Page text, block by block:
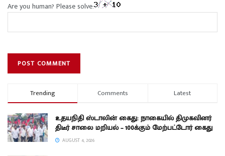
Are you human? Please solve:
Trending Comments Latest
உதயநிதி ஸ்டாலின் கைது: நாகையில் திமுகவினர்
திடீர் சாலை மறியல் – 100க்கும் மேற்பட்டோர் கைது
AUGUST 4, 2026